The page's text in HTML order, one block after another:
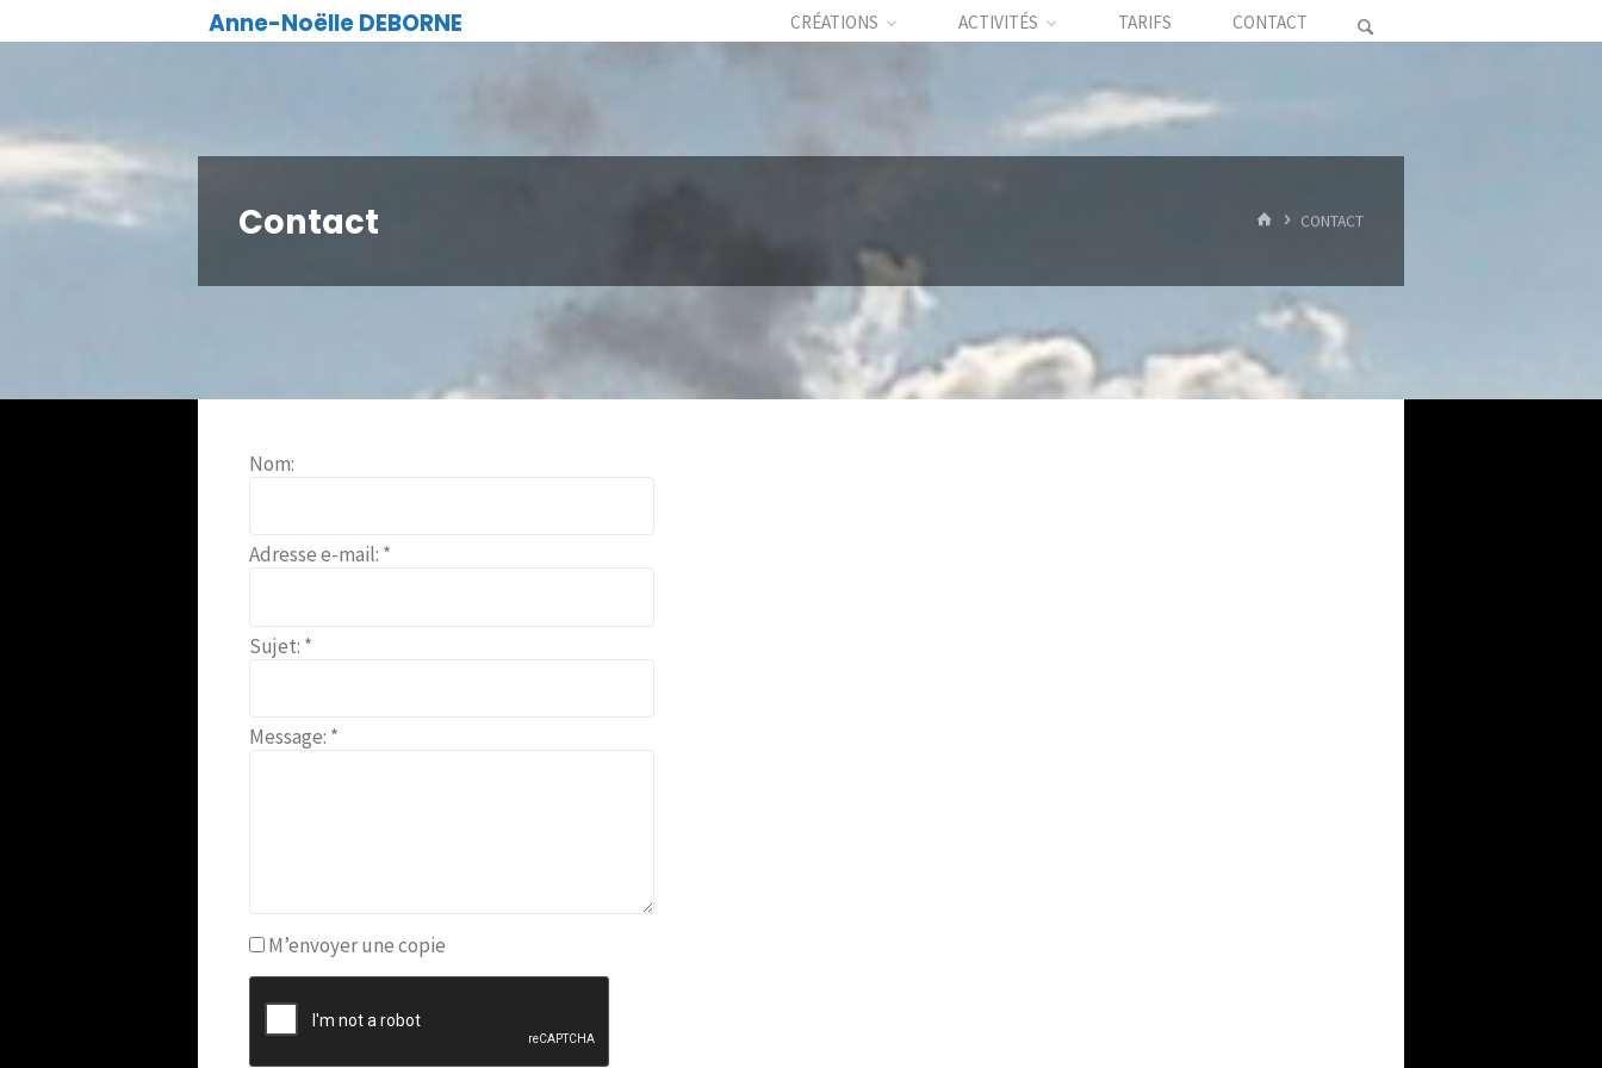
Anne-Noëlle DEBORNE CRÉATIONS ACTIVITÉS TARIFS CONTACT
Contact HOMECONTACT
Nom:
Adresse e-mail: *
Sujet: *
Message: *
M’envoyer une copie